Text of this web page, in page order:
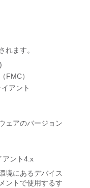
れます。
FMC）
アント
ェアのバージョン
アント4.x
境にあるデバイス
ントで使用するす